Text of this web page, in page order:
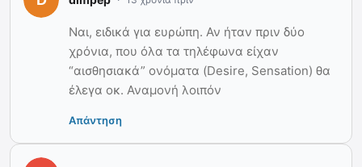
Ναι, ειδικά για ευρώπη. Αν ήταν πριν δύο
χρόνια, που όλα τα τηλέφωνα είχαν
“αισθησιακά” ονόματα (Desire, Sensation) θα
έλεγα οκ. Αναμονή λοιπόν
Απάντηση